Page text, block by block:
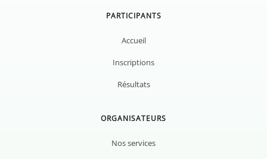
PARTICIPANTS
Accueil
Inscriptions
Résultats
ORGANISATEURS
Nos services